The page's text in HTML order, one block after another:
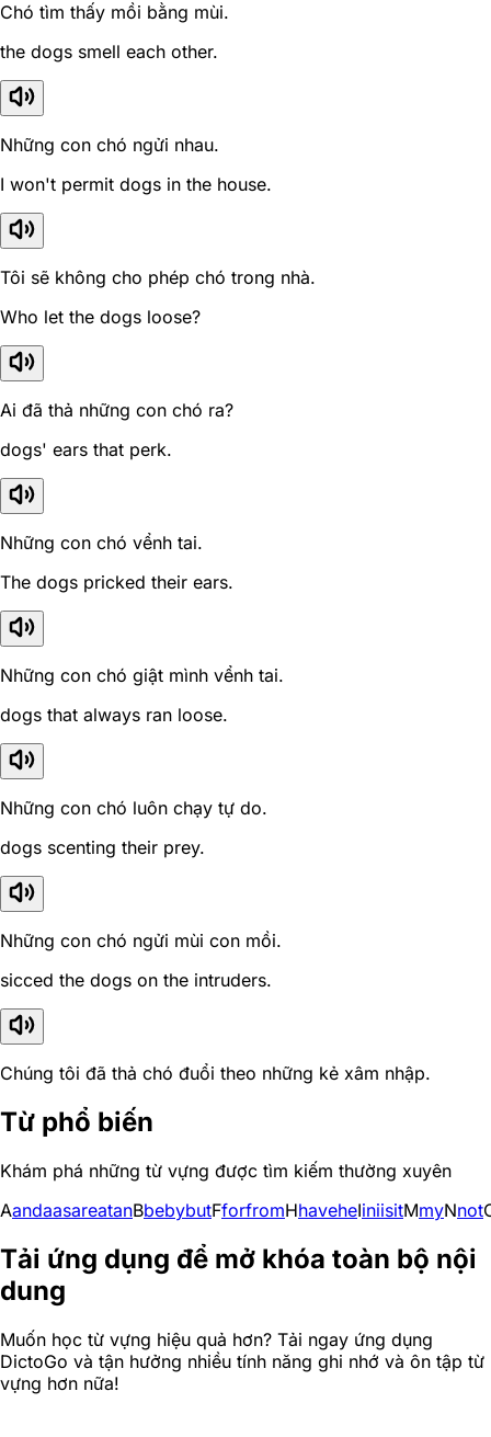
Chó tìm thấy mồi bằng mùi.
the dogs smell each other.
Những con chó ngửi nhau.
I won't permit dogs in the house.
Tôi sẽ không cho phép chó trong nhà.
Who let the dogs loose?
Ai đã thả những con chó ra?
dogs' ears that perk.
Những con chó vểnh tai.
The dogs pricked their ears.
Những con chó giật mình vểnh tai.
dogs that always ran loose.
Những con chó luôn chạy tự do.
dogs scenting their prey.
Những con chó ngửi mùi con mồi.
sicced the dogs on the intruders.
Chúng tôi đã thả chó đuổi theo những kẻ xâm nhập.
Từ phổ biến
Khám phá những từ vựng được tìm kiếm thường xuyên
AandaasareatanBbebybutFforfromHhaveheIiniisitMmyNnot
Tải ứng dụng để mở khóa toàn bộ nội
dung
Muốn học từ vựng hiệu quả hơn? Tải ngay ứng dụng
DictoGo và tận hưởng nhiều tính năng ghi nhớ và ôn tập từ
vựng hơn nữa!